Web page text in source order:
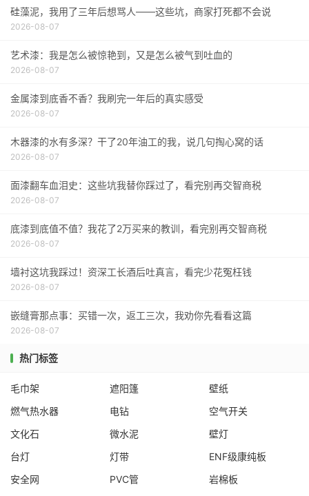
硅藻泥，我用了三年后想骂人——这些坑，商家打死都不会说
2026-08-07
艺术漆：我是怎么被惊艳到，又是怎么被气到吐血的
2026-08-07
金属漆到底香不香？我刷完一年后的真实感受
2026-08-07
木器漆的水有多深？干了20年油工的我，说几句掏心窝的话
2026-08-07
面漆翻车血泪史：这些坑我替你踩过了，看完别再交智商税
2026-08-07
底漆到底值不值？我花了2万买来的教训，看完别再交智商税
2026-08-07
墙衬这坑我踩过！资深工长酒后吐真言，看完少花冤枉钱
2026-08-07
嵌缝膏那点事：买错一次，返工三次，我劝你先看看这篇
2026-08-07
热门标签
毛巾架 遮阳篷
壁纸
燃气热水器
电钻
空气开关
文化石
微水泥
壁灯
台灯
灯带
ENF级康纯板
安全网
PVC管 岩棉板